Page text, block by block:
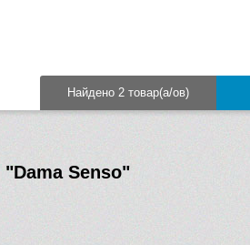
Найдено 2 товар(а/ов)
"Dama Senso"